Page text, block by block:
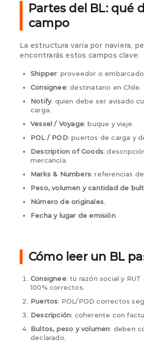
Partes del BL: qué
campo
La estructura varía por naviera,
encontrarás estos campos clave:
Shipper: proveedor o
Consignee: destinatario en Chile.
Notify: quien debe ser avisado
carga.
Vessel / Voyage: buque y viaje.
POL / POD: puertos de carga y
Description of Goods:
mercancía.
Marks & Numbers: referencias
Peso, volumen y cantidad de
Número de originales.
Fecha y lugar de emisión.
Cómo leer un BL
Consignee: tu razón social y
100% correctos.
Puertos: POL/POD correctos
Descripción: coherente con
Bultos, peso y volumen: deben
declarado.